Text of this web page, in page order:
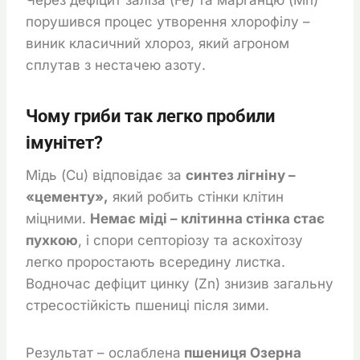
порушився процес утворення хлорофілу –
виник класичний хлороз, який агроном
сплутав з нестачею азоту.
Чому гриби так легко пробили
імунітет?
Мідь (Cu) відповідає за синтез лігніну –
«цементу», який робить стінки клітин
міцними. Немає міді – клітинна стінка стає
пухкою, і спори септоріозу та аскохітозу
легко проростають всередину листка.
Водночас дефіцит цинку (Zn) знизив загальну
стресостійкість пшениці після зими.
Результат – ослаблена пшениця Озерна